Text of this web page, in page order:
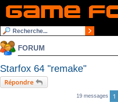
FORUM
Starfox 64 "remake"
Répondre
19 messages 1